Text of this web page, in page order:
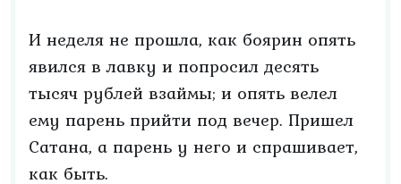
И неделя не прошла, как боярин опять
явился в лавку и попросил десять
тысяч рублей взаймы; и опять велел
ему парень прийти под вечер. Пришел
Сатана, а парень у него и спрашивает,
как быть.